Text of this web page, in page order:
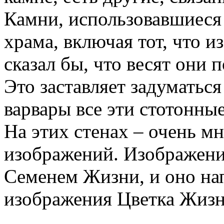
Камни, использовавшиеся
храма, включая тот, что
сказал бы, что весят они
Это заставляет
варвары все эти
На этих стенах – очень
изображений.
Семенем Жизни, и оно
изображения Цветка